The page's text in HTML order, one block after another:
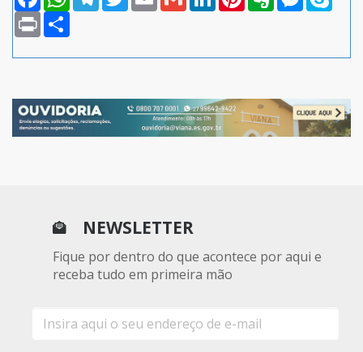
Print
NEWSLETTER
Fique por dentro do que acontece por aqui e
receba tudo em primeira mão
mail